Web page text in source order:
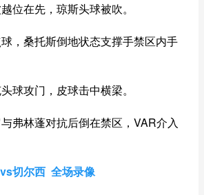
位在先，琼斯头球被吹。
，桑托斯倒地状态支撑手禁区内手
球攻门，皮球击中横梁。
弗林蓬对抗后倒在禁区，VAR介入
切尔西 全场录像